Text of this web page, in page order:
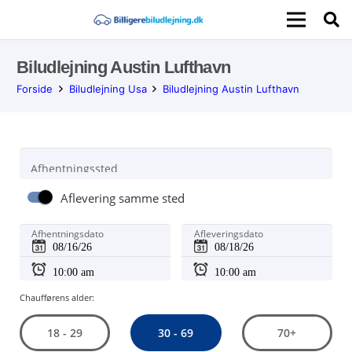
Biludlejning Austin Lufthavn
Forside Biludlejning Usa Biludlejning Austin Lufthavn
Afhentningssted
Aflevering samme sted
Afhentningsdato Afleveringsdato
Chaufførens alder:
18 - 29 30 - 69 70+